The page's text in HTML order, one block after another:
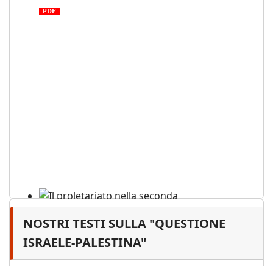
PDF
Il proletariato nella seconda
guerra mondiale e nella
NOSTRI TESTI SULLA "QUESTIONE
ISRAELE-PALESTINA"